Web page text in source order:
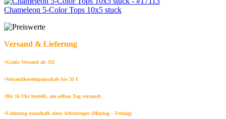
Chameleon 5-Color Tops 10x5 stuck
Versand & Lieferung
•Gratis Versand ab 35€
•Versandkostenpauschale bis 35 €
•Bis 16 Uhr bestellt, am selben Tag versandt
•Lieferung innerhalb eines Arbeitstages (Montag – Freitag)